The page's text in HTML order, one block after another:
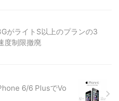
がライトS以上のプランの3
度制限撤廃
6/6 PlusでVo